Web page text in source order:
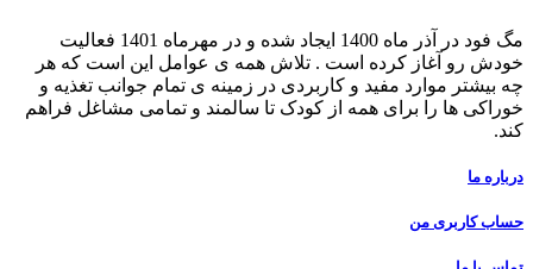
مگ فود در آذر ماه 1400 ایجاد شده و در مهرماه 1401 فعالیت
خودش رو آغاز کرده است . تلاش همه ی عوامل این است که هر
چه بیشتر موارد مفید و کاربردی در زمینه ی تمام جوانب تغذیه و
خوراکی ها را برای همه از کودک تا سالمند و تمامی مشاغل فراهم
کند.
درباره ما
حساب کاربری من